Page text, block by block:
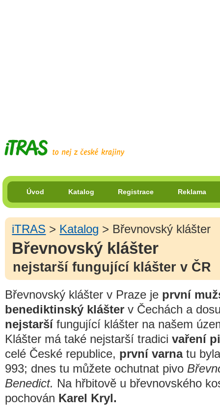
Úvod Katalog Registrace Reklama
iTRAS > Katalog > Břevnovský klášter
Břevnovský klášter
nejstarší fungující klášter v ČR
Břevnovský klášter v Praze je první
benediktinský klášter v Čechách a
nejstaršífungující klášter na našem
Klášter má také nejstarší tradici vaření
celé České republice, první varnatu
993; dnes tu můžete ochutnat pivo
Benedict. Na hřbitově u břevnovského
pochován Karel Kryl.